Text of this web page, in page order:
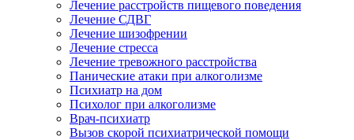
Лечение расстройств пищевого поведения
Лечение СДВГ
Лечение шизофрении
Лечение стресса
Лечение тревожного расстройства
Панические атаки при алкоголизме
Психиатр на дом
Психолог при алкоголизме
Врач-психиатр
Вызов скорой психиатрической помощи